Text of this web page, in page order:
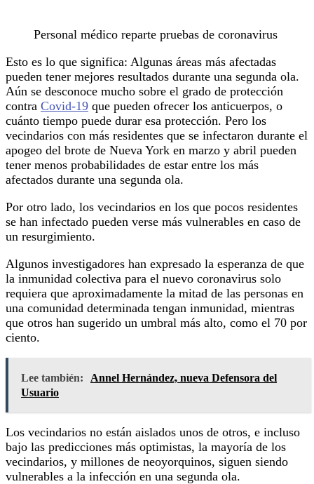
Personal médico reparte pruebas de coronavirus
Esto es lo que significa: Algunas áreas más afectadas
pueden tener mejores resultados durante una segunda ola.
Aún se desconoce mucho sobre el grado de protección
contra Covid-19 que pueden ofrecer los anticuerpos, o
cuánto tiempo puede durar esa protección. Pero los
vecindarios con más residentes que se infectaron durante el
apogeo del brote de Nueva York en marzo y abril pueden
tener menos probabilidades de estar entre los más
afectados durante una segunda ola.
Por otro lado, los vecindarios en los que pocos residentes
se han infectado pueden verse más vulnerables en caso de
un resurgimiento.
Algunos investigadores han expresado la esperanza de que
la inmunidad colectiva para el nuevo coronavirus solo
requiera que aproximadamente la mitad de las personas en
una comunidad determinada tengan inmunidad, mientras
que otros han sugerido un umbral más alto, como el 70 por
ciento.
Lee también:
Annel Hernández, nueva Defensora del
Usuario
Los vecindarios no están aislados unos de otros, e incluso
bajo las predicciones más optimistas, la mayoría de los
vecindarios, y millones de neoyorquinos, siguen siendo
vulnerables a la infección en una segunda ola.